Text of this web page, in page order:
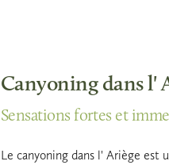
Canyoning dans l'
Sensations fortes et
Le canyoning dans l' Ariège est